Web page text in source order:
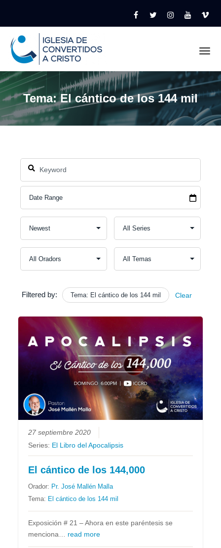
Tema: El cántico de los 144 mil
Filtered by: Tema: El cántico de los 144 mil Clear
27 septiembre 2020
Series: El Libro del Apocalipsis
El cántico de los 144,000
Orador: Pr. José Mallén Malla
Tema: El cántico de los 144 mil
Exposición # 21 – Ahora en este paréntesis se
menciona… read more